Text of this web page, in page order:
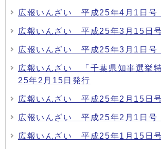
広報いんざい 平成25年4月1日
広報いんざい 平成25年3月15日
広報いんざい 平成25年3月1日
広報いんざい 「千葉県知事選挙
25年2月15日発行
広報いんざい 平成25年2月15日
広報いんざい 平成25年2月1日
広報いんざい 平成25年1月15日